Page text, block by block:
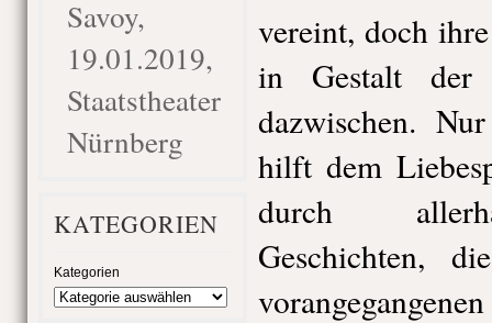
Savoy,
19.01.2019,
Staatstheater
Nürnberg
KATEGORIEN
Kategorien
vereint, doch
in Gestalt der
dazwischen.
hilft dem
durch
Geschichten,